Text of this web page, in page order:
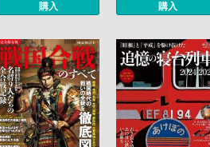
購入 購入